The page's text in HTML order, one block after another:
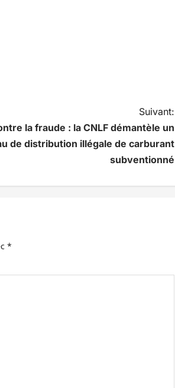
Suivant:
la fraude : la CNLF démantèle un
de distribution illégale de carburant
subventionné
*